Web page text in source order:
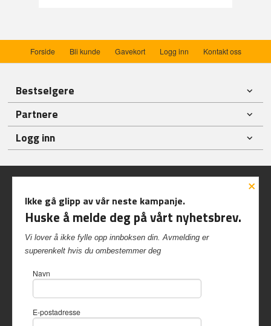
Forside Bli kunde Gavekort Logg inn Kontakt oss
Bestselgere
Partnere
Logg inn
Frakt Kjøpsbetingelser
Sikkerhet og personvern
Nyhetsbrev
Inshop.no Kvalvikveien 229 6522 Frei Tlf.
Foretaksregisteret 997 417 542
du får en bedre kjøpsopplevelse og
×
Ikke gå glipp av vår neste kampanje.
Huske å melde deg på vårt nyhetsbrev.
Vi lover å ikke fylle opp innboksen din. Avmelding er
superenkelt hvis du ombestemmer deg
Navn
E-postadresse